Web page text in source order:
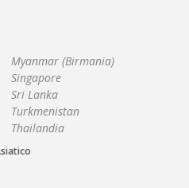
Myanmar (Birmania)
Singapore
Sri Lanka
Turkmenistan
Thailandia